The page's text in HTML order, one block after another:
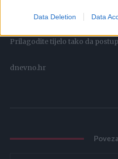
Data Deletion Data
Prilagodite tijelo tako da
dnevno.hr